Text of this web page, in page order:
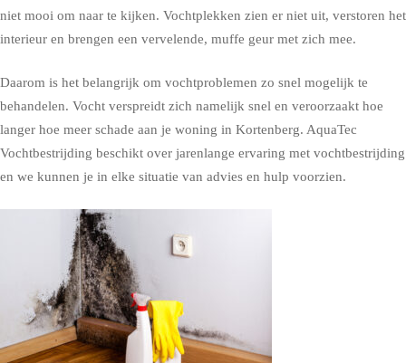
niet mooi om naar te kijken. Vochtplekken zien er niet uit, verstoren het
interieur en brengen een vervelende, muffe geur met zich mee.
Daarom is het belangrijk om vochtproblemen zo snel mogelijk te
behandelen. Vocht verspreidt zich namelijk snel en veroorzaakt hoe
langer hoe meer schade aan je woning in Kortenberg. AquaTec
Vochtbestrijding beschikt over jarenlange ervaring met vochtbestrijding
en we kunnen je in elke situatie van advies en hulp voorzien.